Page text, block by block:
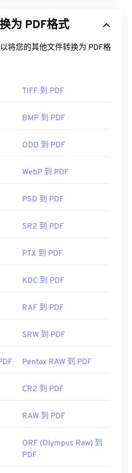
打开、编辑和创建 ICO 文
款出色的 ICO文件打开、编辑
ICO 文件，请考虑使用我们的
处理程序是 GNU 图像处理程序
IrfanView。
月20日
wiki/ICO_(file_format)
2009/03/
此受欢迎，是因为它可以保留
时都会直接使用
的免费 PDF 阅读器
不想使用的功能。
。您可能需要也可能不需要插
我强烈推荐 SumatraPDF
15日
wiki/
pdf.html
为 PDF格式
将您的其他文件转换为 PDF格
TIFF 到 PDF
BMP 到 PDF
ODD 到 PDF
WebP 到 PDF
PSD 到 PDF
SR2 到 PDF
PTX 到 PDF
KDC 到 PDF
RAF 到 PDF
SRW 到 PDF
Pentax RAW 到 PDF
CR2 到 PDF
RAW 到 PDF
ORF (Olympus Raw) 到
PDF